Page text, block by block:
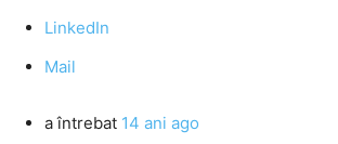
LinkedIn
Mail
a întrebat 14 ani ago